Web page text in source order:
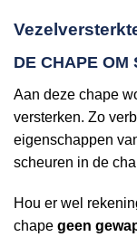
DE CHAPE OM
Aan deze chape
versterken. Zo
eigenschappen
scheuren in de
Hou er wel
chape geen